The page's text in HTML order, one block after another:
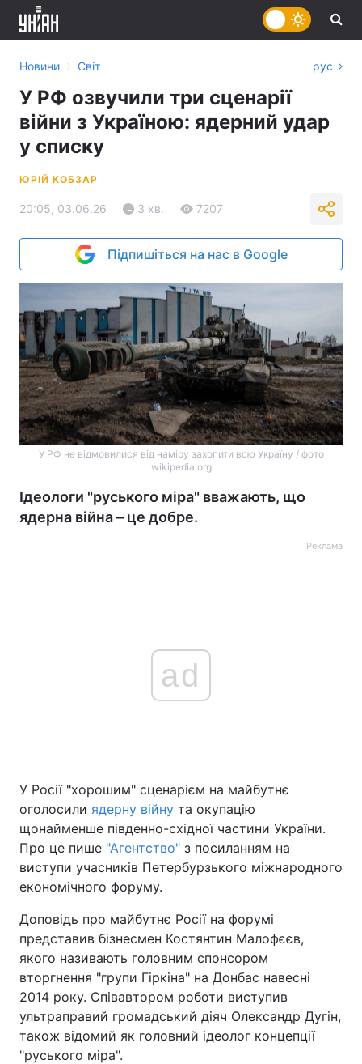
Головна Війна
Україна Політика
Економіка Світ
Техно і зв'язок Лайт
Зброя Інциденти
Здоров'я Туризм
Цікавинки Погода
Новини › Світ рус
У РФ озвучили три сценарії
війни з Україною: ядерний удар
у списку
ЮРІЙ КОБЗАР
20:05, 03.06.26 3 хв. 7207
Підпишіться на нас в Google
У РФ не відмовилися від наміру захопити всю Україну / фото
wikipedia.org
Ідеологи "руського міра" вважають, що
ядерна війна – це добре.
Реклама
ad
У Росії "хорошим" сценарієм на майбутнє
оголосили ядерну війну та окупацію
щонайменше південно-східної частини України.
Про це пише "Агентство" з посиланням на
виступи учасників Петербурзького міжнародного
економічного форуму.
Доповідь про майбутнє Росії на форумі
представив бізнесмен Костянтин Малофєєв,
якого називають головним спонсором
вторгнення "групи Гіркіна" на Донбас навесні
2014 року. Співавтором роботи виступив
ультраправий громадський діяч Олександр Дугін,
також відомий як головний ідеолог концепції
"руського міра".